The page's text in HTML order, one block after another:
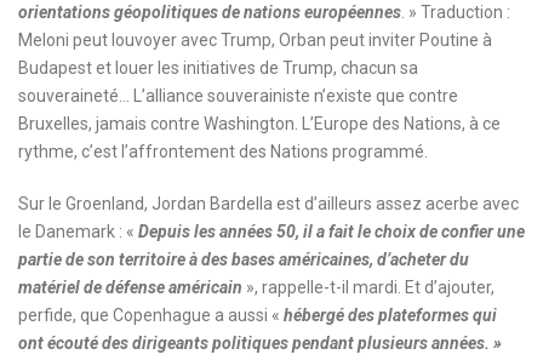
orientations géopolitiques de nations européennes . » Traduction :
Meloni peut louvoyer avec Trump, Orban peut inviter Poutine à
Budapest et louer les initiatives de Trump, chacun sa
souveraineté… L’alliance souverainiste n’existe que contre
Bruxelles, jamais contre Washington. L’Europe des Nations, à ce
rythme, c’est l’affrontement des Nations programmé.
Sur le Groenland, Jordan Bardella est d’ailleurs assez acerbe avec
le Danemark : « Depuis les années 50, il a fait le choix de confier une
partie de son territoire à des bases américaines, d’acheter du
matériel de défense américain », rappelle-t-il mardi. Et d’ajouter,
perfide, que Copenhague a aussi « hébergé des plateformes qui
ont écouté des dirigeants politiques pendant plusieurs années. »